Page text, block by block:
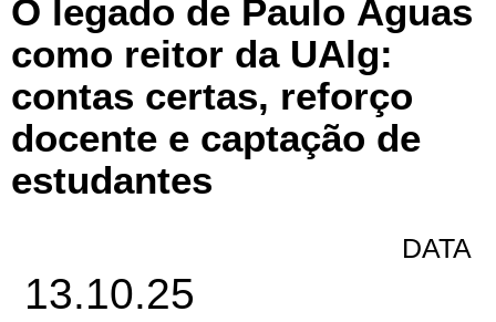
O legado de Paulo Águas
como reitor da UAlg:
contas certas, reforço
docente e captação de
estudantes
DATA
13.10.25